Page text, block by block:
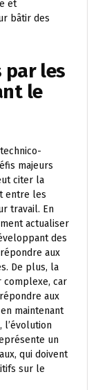
et
bâtir des
par les
le
majeurs
citer la
entre les
travail. En
actualiser
des
aux
De plus, la
complexe, car
aux
maintenant
l’évolution
un
qui doivent
sur le